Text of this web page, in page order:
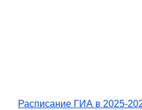
Расписание ГИА в 2025-